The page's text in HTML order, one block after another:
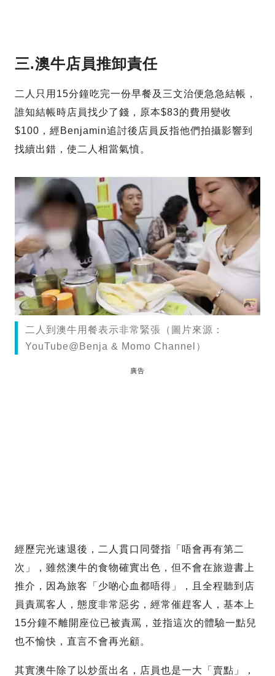
三.澳牛店員推卸責任
二人只用15分鐘吃完一份早餐及三文治便急急結帳，
誰知結帳時店員找少了錢，原本$83的費用變收
$100，經Benjamin追討後店員反指他們拍攝影響到
找續出錯，使二人相當氣憤。
二人到澳牛用餐表示非常緊張（圖片來源：
YouTube@Benja & Momo Channel）
廣告
經歷完光速退後，二人貫口同聲指「唔會再有第二
次」，雖然澳牛的食物確實出色，但不會在旅遊書上
推介，因為旅客「少啲心血都唔得」，且全程聽到店
員責罵客人，態度非常惡劣，經常催趕客人，基本上
15分鐘不離開座位已被責罵，並指這次的體驗一點兒
也不愉快，直言不會再光顧。
其實澳牛除了以炒蛋出名，店員也是一大「賣點」，